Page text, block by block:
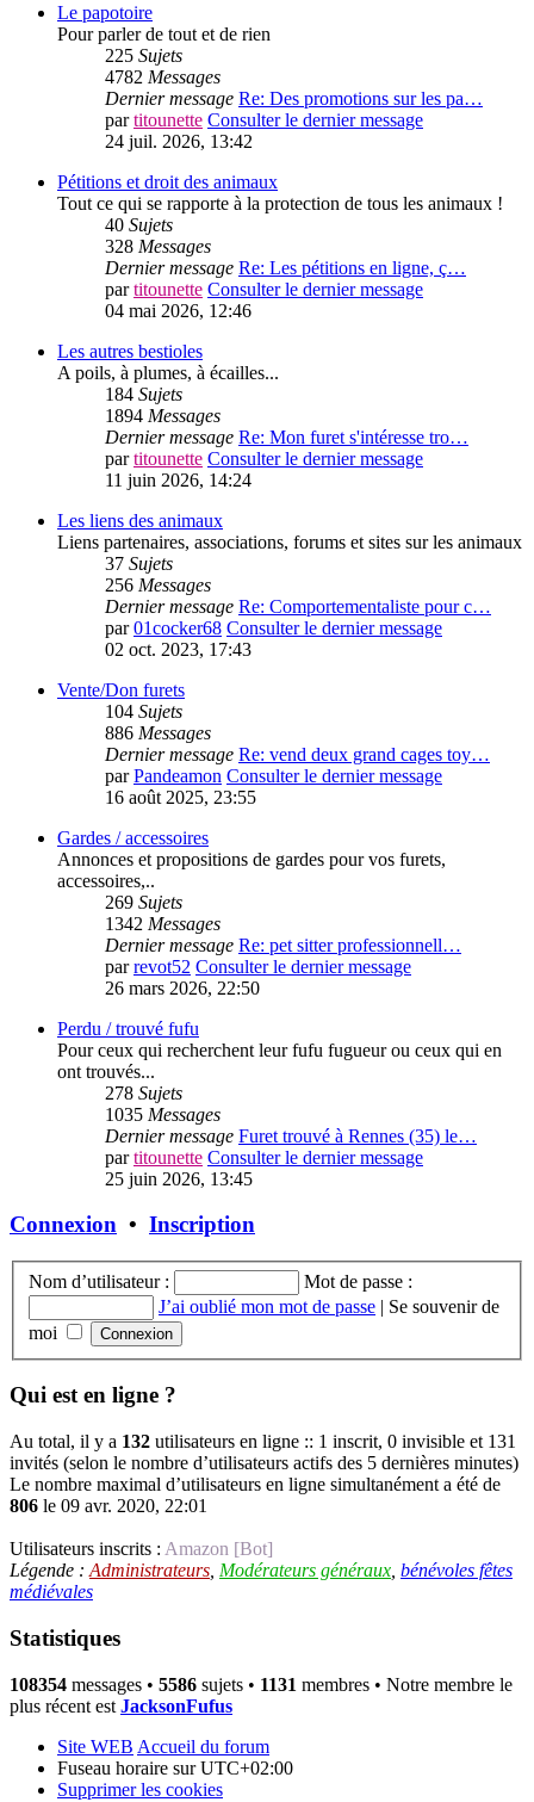
Le papotoire
Pour parler de tout et de rien
225 Sujets
4782 Messages
Dernier message Re: Des promotions sur les pa…
partitounette Consulter le dernier message
24 juil. 2026, 13:42
Pétitions et droit des animaux
Tout ce qui se rapporte à la protection de tous les animaux !
40 Sujets
328 Messages
Dernier message Re: Les pétitions en ligne, ç…
partitounette Consulter le dernier message
04 mai 2026, 12:46
Les autres bestioles
A poils, à plumes, à écailles...
184 Sujets
1894 Messages
Dernier message Re: Mon furet s'intéresse tro…
partitounette Consulter le dernier message
11 juin 2026, 14:24
Les liens des animaux
Liens partenaires, associations, forums et sites sur les animaux
37 Sujets
256 Messages
Dernier message Re: Comportementaliste pour c…
par01cocker68 Consulter le dernier message
02 oct. 2023, 17:43
Vente/Don furets
104 Sujets
886 Messages
Dernier message Re: vend deux grand cages toy…
parPandeamon Consulter le dernier message
16 août 2025, 23:55
Gardes / accessoires
Annonces et propositions de gardes pour vos furets,
accessoires,..
269 Sujets
1342 Messages
Dernier message Re: pet sitter professionnell…
parrevot52 Consulter le dernier message
26 mars 2026, 22:50
Perdu / trouvé fufu
Pour ceux qui recherchent leur fufu fugueur ou ceux qui en
ont trouvés...
278 Sujets
1035 Messages
Dernier message Furet trouvé à Rennes (35) le…
partitounette Consulter le dernier message
25 juin 2026, 13:45
Connexion • Inscription
Nom d’utilisateur :
Mot de passe :
J’ai oublié mon mot de passe | Se souvenir de
moi
Qui est en ligne ?
Au total, il y a 132 utilisateurs en ligne :: 1 inscrit, 0 invisible et 131
invités (selon le nombre d’utilisateurs actifs des 5 dernières minutes)
Le nombre maximal d’utilisateurs en ligne simultanément a été de
806 le 09 avr. 2020, 22:01
Utilisateurs inscrits : Amazon [Bot]
Légende : Administrateurs Modérateurs généraux bénévoles fêtes
médiévales
Statistiques
108354 messages • 5586 sujets • 1131 membres • Notre membre le
plus récent est JacksonFufus
Site WEB Accueil du forum
Fuseau horaire surUTC+02:00
Supprimer les cookies